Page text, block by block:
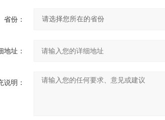
省份：
地址：
说明：